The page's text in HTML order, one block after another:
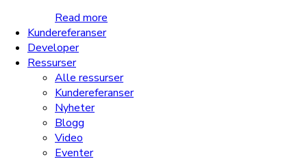
Read more
Kundereferanser
Developer
Ressurser
Alle ressurser
Kundereferanser
Nyheter
Blogg
Video
Eventer